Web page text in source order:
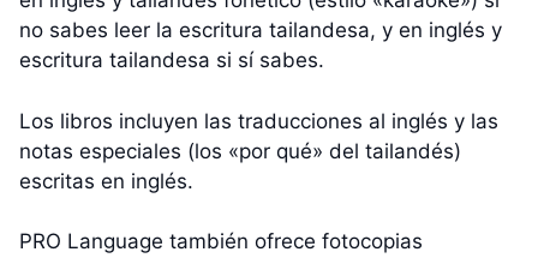
no sabes leer la escritura tailandesa, y en inglés y
escritura tailandesa si sí sabes.
Los libros incluyen las traducciones al inglés y las
notas especiales (los «por qué» del tailandés)
escritas en inglés.
PRO Language también ofrece fotocopias